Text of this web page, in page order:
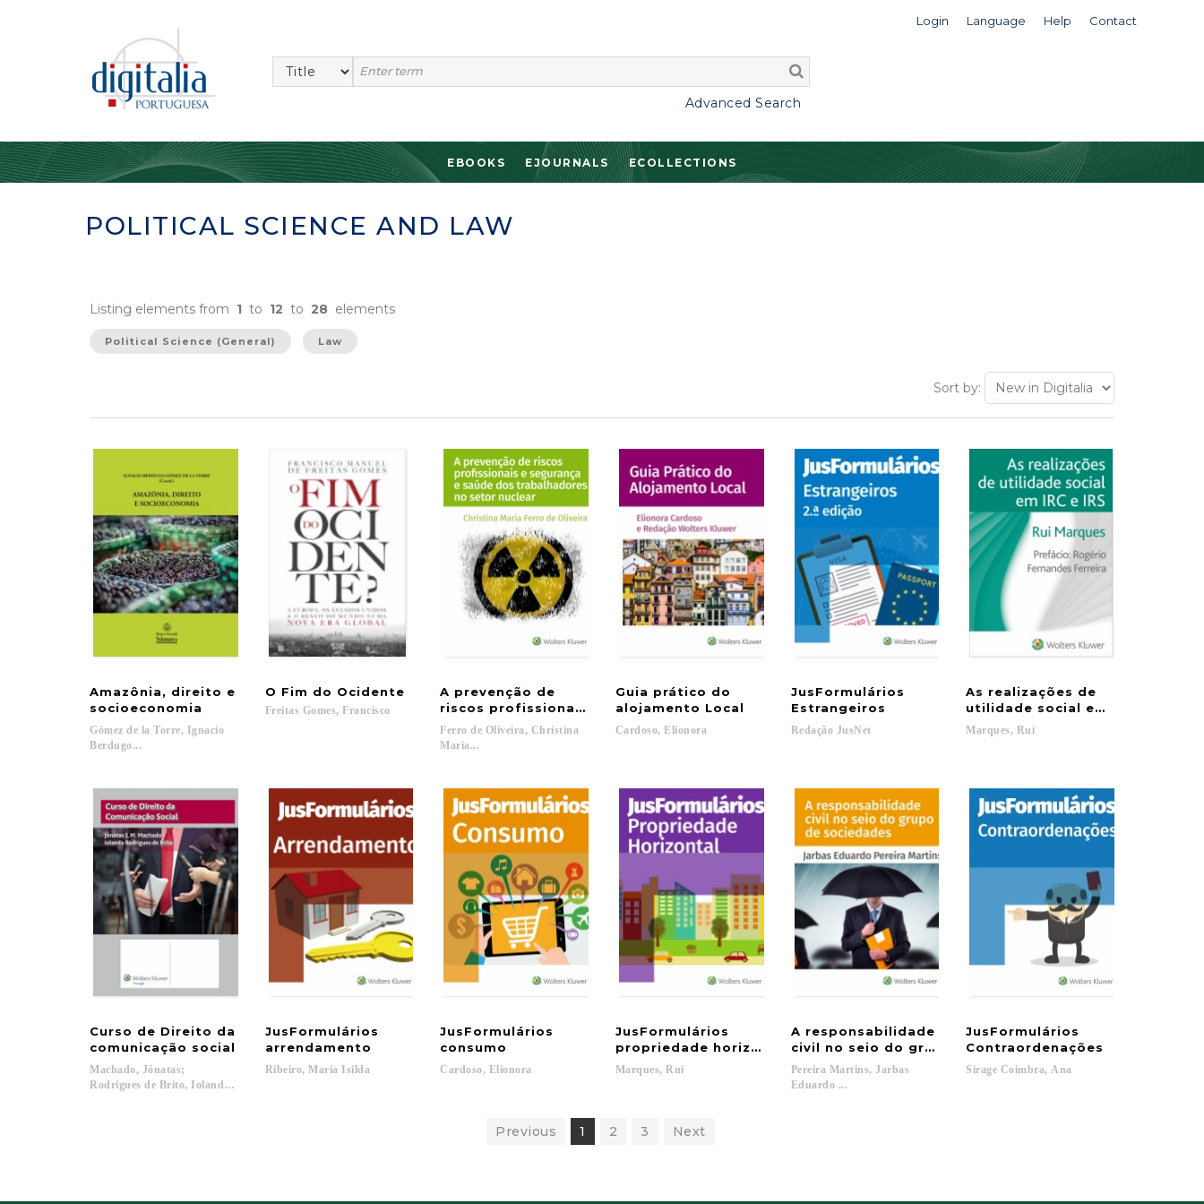
Login Language Help Contact
Advanced Search
EBOOKS EJOURNALS ECOLLECTIONS
POLITICAL SCIENCE AND LAW
Listing elements from 1 to 12 to 28 elements
Political Science (General) Law
Sort by:
Amazônia, direito e
socioeconomia
Gómez de la Torre, Ignacio
Berdugo...
O Fim do Ocidente
Freitas Gomes, Francisco
A prevenção de
riscos profissionais e segurança e saúde dos trabalhadores no setor nuclear
Ferro de Oliveira, Christina
Maria...
Guia prático do
alojamento Local
Cardoso, Elionora
JusFormulários
Estrangeiros
Redação JusNet
As realizações de
utilidade social em IRC e IRS
Marques, Rui
Curso de Direito da
comunicação social
Machado, Jónatas;
Rodrigues de Brito, Iolanda...
JusFormulários
arrendamento
Ribeiro, Maria Isilda
JusFormulários
consumo
Cardoso, Elionora
JusFormulários
propriedade horizontal
Marques, Rui
A responsabilidade
civil no seio do grupo de sociedades
Pereira Martins, Jarbas
Eduardo ...
JusFormulários
Contraordenações
Sirage Coimbra, Ana
Previous 1 2 3 Next